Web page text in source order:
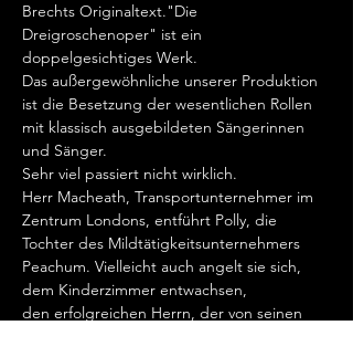
Brechts Originaltext."Die
Dreigroschenoper" ist ein
doppelgesichtiges Werk.
Das außergewöhnliche unserer Produktion
ist die Besetzung der wesentlichen Rollen
mit klassisch ausgebildeten Sängerinnen
und Sänger.
​Sehr viel passiert nicht wirklich.
​Herr Macheath, Transportunternehmer im
Zentrum Londons, entführt Polly, die
Tochter des Mildtätigkeitsunternehmers
Peachum. Vielleicht auch angelt sie sich,
dem Kinderzimmer entwachsen,
den erfolgreichen Herrn, der von seinen